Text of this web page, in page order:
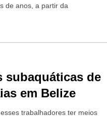
de anos, a partir da
subaquáticas de
em Belize
trabalhadores ter meios